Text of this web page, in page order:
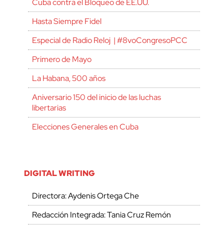
Hasta Siempre Fidel
Especial de Radio Reloj | #8voCongresoPCC
Primero de Mayo
La Habana, 500 años
Aniversario 150 del inicio de las luchas
libertarias
Elecciones Generales en Cuba
DIGITAL WRITING
Directora: Aydenis Ortega Che
Redacción Integrada: Tania Cruz Remón